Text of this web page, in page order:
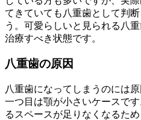
てきていても八重歯として判
う。可愛らしいと見られる八
治療すべき状態です。
八重歯の原因
八重歯になってしまうのには原
一つ目は顎が小さいケースで
るスペースが足りなくなるた